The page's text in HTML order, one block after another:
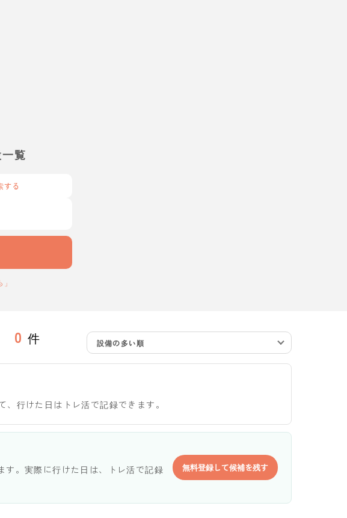
覧
する
0 件 設備の多い順
行けた日はトレ活で記録できます。
。実際に行けた日は、トレ活で記録
無料登録して候補を残す